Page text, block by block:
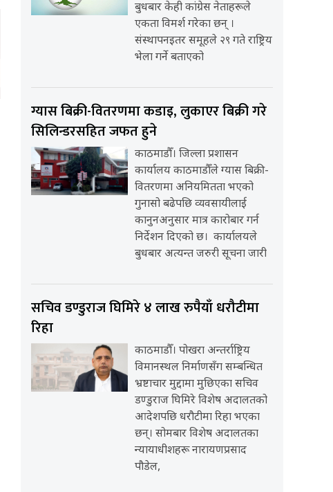
बुधबार केही कांग्रेस नेताहरूले
एकता विमर्श गरेका छन् ।
संस्थापनइतर समूहले २९ गते राष्ट्रिय
भेला गर्ने बताएको
ग्यास बिक्री-वितरणमा कडाइ, लुकाएर बिक्री गरे
सिलिन्डरसहित जफत हुने
काठमाडौँ। जिल्ला प्रशासन
कार्यालय काठमाडौँले ग्यास बिक्री-
वितरणमा अनियमितता भएको
गुनासो बढेपछि व्यवसायीलाई
कानुनअनुसार मात्र कारोबार गर्न
निर्देशन दिएको छ। कार्यालयले
बुधबार अत्यन्त जरुरी सूचना जारी
सचिव डण्डुराज घिमिरे ४ लाख रुपैयाँ धरौटीमा
रिहा
काठमाडौँ। पोखरा अन्तर्राष्ट्रिय
विमानस्थल निर्माणसँग सम्बन्धित
भ्रष्टाचार मुद्दामा मुछिएका सचिव
डण्डुराज घिमिरे विशेष अदालतको
आदेशपछि धरौटीमा रिहा भएका
छन्। सोमबार विशेष अदालतका
न्यायाधीशहरू नारायणप्रसाद
पौडेल,